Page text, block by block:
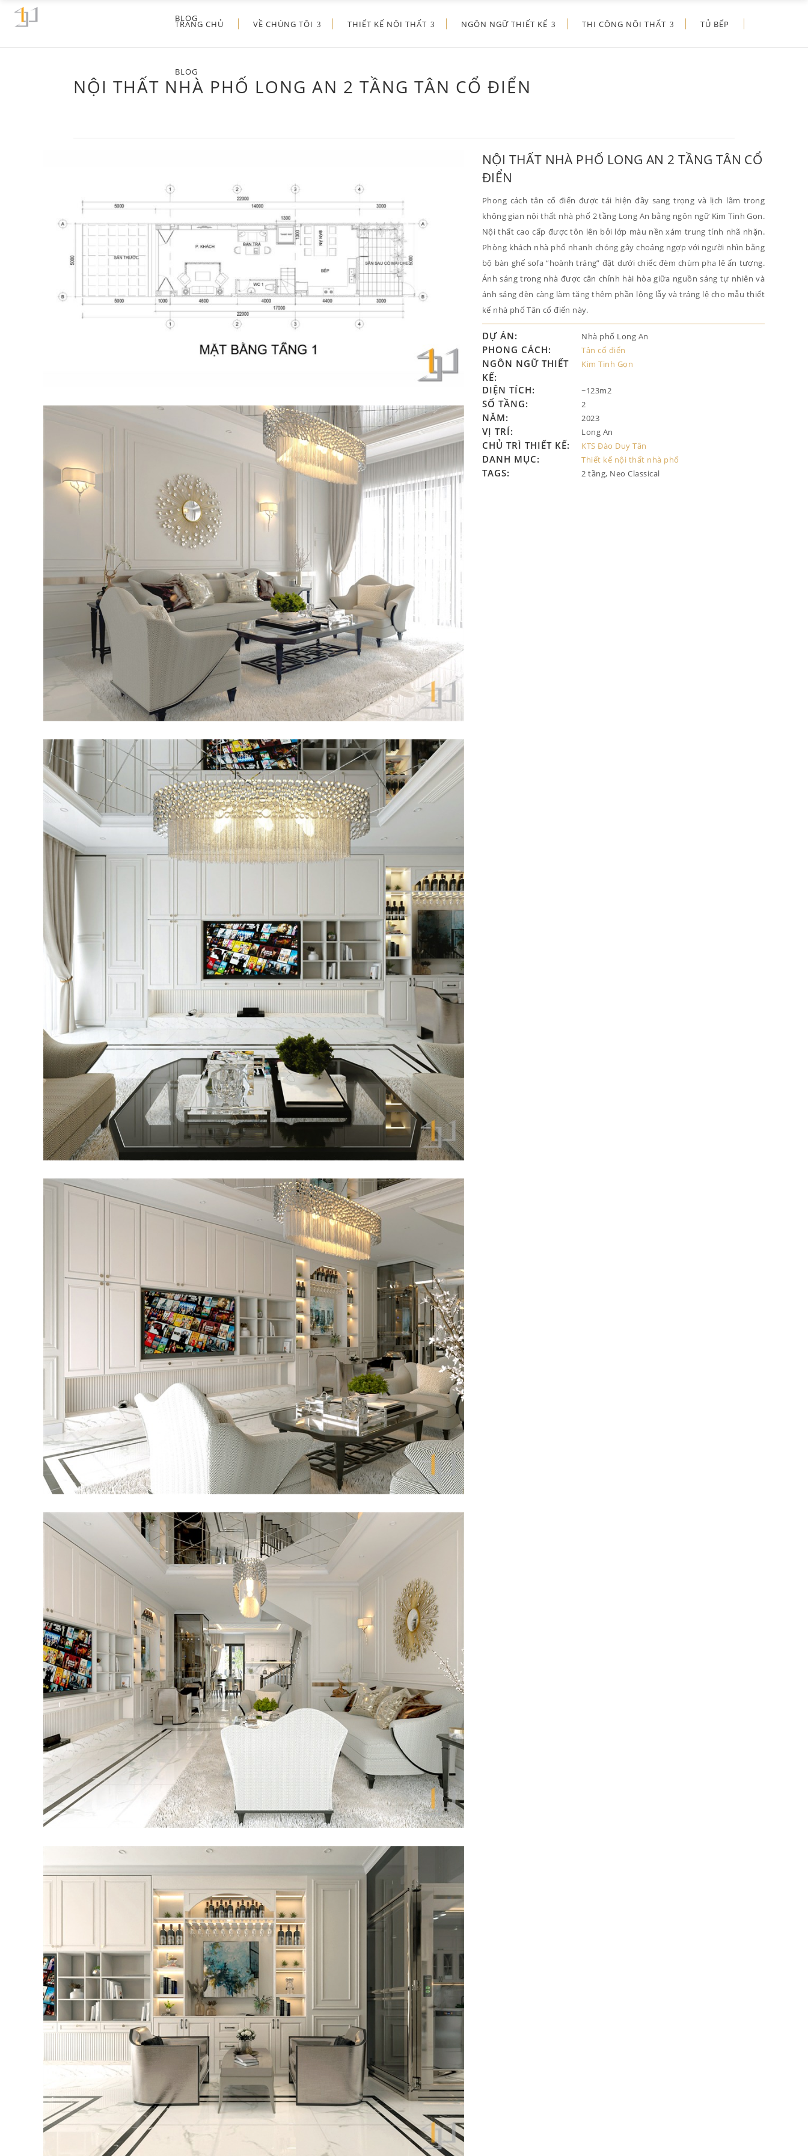
TRANG CHỦ VỀ CHÚNG TÔI THIẾT KẾ NỘI THẤT NGÔN NGỮ THIẾT KẾ THI CÔNG NỘI THẤT TỦ BẾP
BLOG
BLOG
NỘI THẤT NHÀ PHỐ LONG AN 2 TẦNG TÂN CỔ ĐIỂN
NỘI THẤT NHÀ PHỐ LONG AN 2 TẦNG TÂN CỔ
ĐIỂN
Phong cách tân cổ điển được tái hiện đầy sang trọng và lịch lãm trong
không gian nội thất nhà phố 2 tầng Long An bằng ngôn ngữ Kim Tinh Gọn.
Nội thất cao cấp được tôn lên bởi lớp màu nền xám trung tính nhã nhặn.
Phòng khách nhà phố nhanh chóng gây choáng ngợp với người nhìn bằng
bộ bàn ghế sofa “hoành tráng” đặt dưới chiếc đèm chùm pha lê ấn tượng.
Ánh sáng trong nhà được cân chỉnh hài hòa giữa nguồn sáng tự nhiên và
ánh sáng đèn càng làm tăng thêm phần lộng lẫy và tráng lệ cho mẫu thiết
kế nhà phố Tân cổ điển này.
DỰ ÁN: Nhà phố Long An
PHONG CÁCH: Tân cổ điển
NGÔN NGỮ THIẾT
KẾ:
Kim Tinh Gọn
DIỆN TÍCH: ~123m2
SỐ TẦNG: 2
NĂM: 2023
VỊ TRÍ: Long An
CHỦ TRÌ THIẾT KẾ: KTS Đào Duy Tân
DANH MỤC: Thiết kế nội thất nhà phố
TAGS: 2 tầng, Neo Classical